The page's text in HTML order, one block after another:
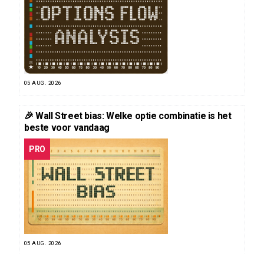
05 AUG. 2026
🎉 Wall Street bias: Welke optie combinatie is het
beste voor vandaag
PRO
05 AUG. 2026